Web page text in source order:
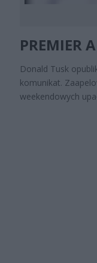
PREMIER
Donald Tusk
komunikat.
weekendowych